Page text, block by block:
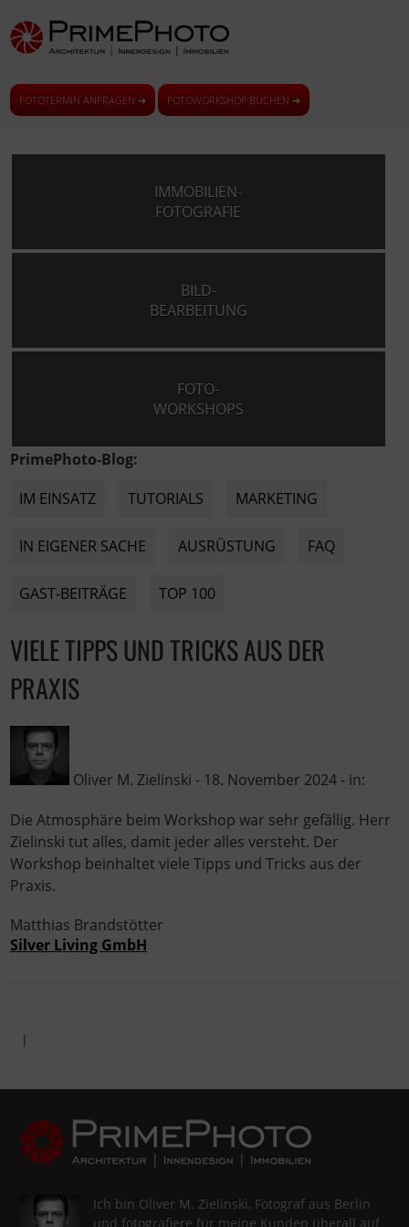
FOTOTERMIN ANFRAGEN ➜ FOTOWORKSHOP BUCHEN ➜
IMMOBILIEN-
FOTOGRAFIE
BILD-
BEARBEITUNG
FOTO-
WORKSHOPS
PrimePhoto-Blog:
IM EINSATZ
TUTORIALS MARKETING
IN EIGENER SACHE AUSRÜSTUNG FAQ
GAST-BEITRÄGE TOP 100
VIELE TIPPS UND TRICKS AUS DER
PRAXIS
Oliver M. Zielinski - 18. November 2024 - in:
Die Atmosphäre beim Workshop war sehr gefällig. Herr
Zielinski tut alles, damit jeder alles versteht. Der
Workshop beinhaltet viele Tipps und Tricks aus der
Praxis.
Matthias Brandstötter
Silver Living GmbH
|
Ich bin Oliver M. Zielinski, Fotograf aus Berlin
und fotografiere für meine Kunden überall auf